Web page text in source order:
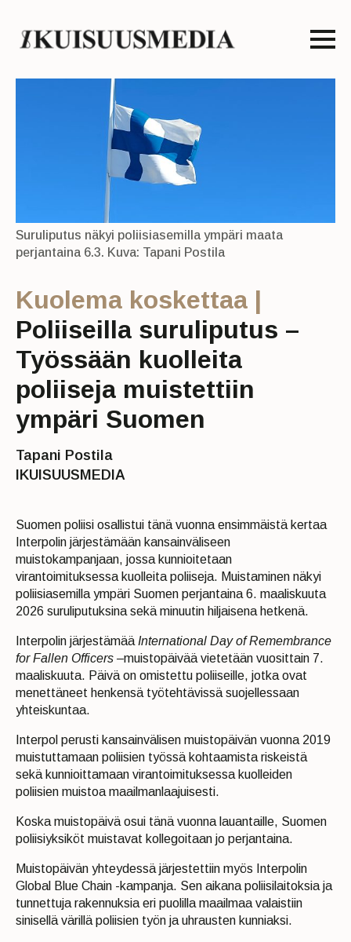
Suruliputus näkyi poliisiasemilla ympäri maata
perjantaina 6.3. Kuva: Tapani Postila
Kuolema koskettaa |
Poliiseilla suruliputus –
Työssään kuolleita
poliiseja muistettiin
ympäri Suomen
Tapani Postila
IKUISUUSMEDIA
Suomen poliisi osallistui tänä vuonna ensimmäistä kertaa
Interpolin järjestämään kansainväliseen
muistokampanjaan, jossa kunnioitetaan
virantoimituksessa kuolleita poliiseja. Muistaminen näkyi
poliisiasemilla ympäri Suomen perjantaina 6. maaliskuuta
2026 suruliputuksina sekä minuutin hiljaisena hetkenä.
Interpolin järjestämää International Day of Remembrance
for Fallen Officers –muistopäivää vietetään vuosittain 7.
maaliskuuta. Päivä on omistettu poliiseille, jotka ovat
menettäneet henkensä työtehtävissä suojellessaan
yhteiskuntaa.
Interpol perusti kansainvälisen muistopäivän vuonna 2019
muistuttamaan poliisien työssä kohtaamista riskeistä
sekä kunnioittamaan virantoimituksessa kuolleiden
poliisien muistoa maailmanlaajuisesti.
Koska muistopäivä osui tänä vuonna lauantaille, Suomen
poliisiyksiköt muistavat kollegoitaan jo perjantaina.
Muistopäivän yhteydessä järjestettiin myös Interpolin
Global Blue Chain -kampanja. Sen aikana poliisilaitoksia ja
tunnettuja rakennuksia eri puolilla maailmaa valaistiin
sinisellä värillä poliisien työn ja uhrausten kunniaksi.